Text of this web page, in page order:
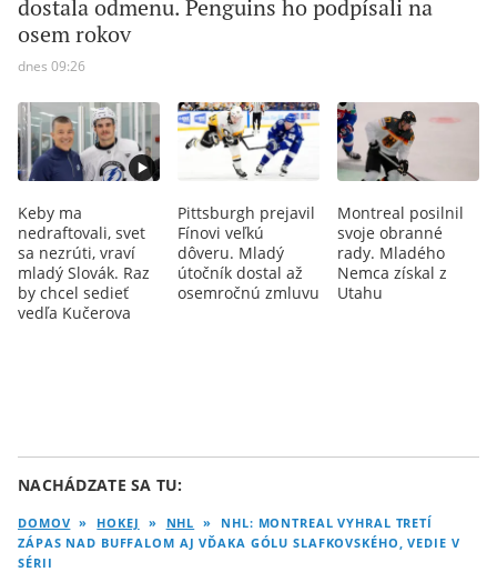
dostala odmenu. Penguins ho podpísali na
osem rokov
dnes 09:26
Keby ma
nedraftovali, svet
sa nezrúti, vraví
mladý Slovák. Raz
by chcel sedieť
vedľa Kučerova
Pittsburgh prejavil
Fínovi veľkú
dôveru. Mladý
útočník dostal až
osemročnú zmluvu
Montreal posilnil
svoje obranné
rady. Mladého
Nemca získal z
Utahu
NACHÁDZATE SA TU:
DOMOV » HOKEJ » NHL »
NHL: MONTREAL VYHRAL TRETÍ
ZÁPAS NAD BUFFALOM AJ VĎAKA GÓLU SLAFKOVSKÉHO, VEDIE V
SÉRII